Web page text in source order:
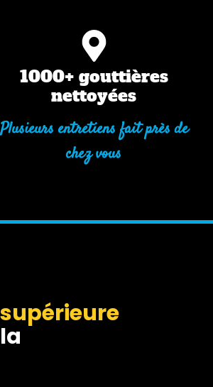
1000+ gouttières
nettoyées
Plusieurs entretiens fait près de
chez vous